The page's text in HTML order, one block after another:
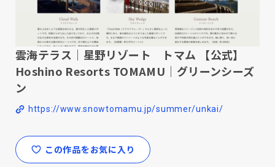
雲海テラス｜星野リゾート トマム 【公式】
Hoshino Resorts TOMAMU｜グリーンシーズ
ン
https://www.snowtomamu.jp/summer/unkai/
この作品をお気に入り